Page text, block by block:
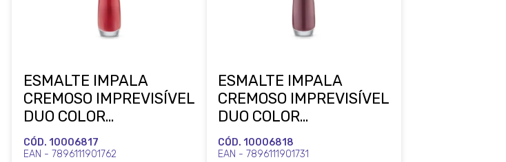
ESMALTE IMPALA
CREMOSO IMPREVISÍVEL
DUO COLOR
EMOCIONADA
DESAPEGADA BLISTER
CÓD. 10006817
EAN - 7896111901762
ESMALTE IMPALA
CREMOSO IMPREVISÍVEL
DUO COLOR
GLAMUROSA
BASIQUINHA BLISTER
CÓD. 10006818
EAN - 7896111901731